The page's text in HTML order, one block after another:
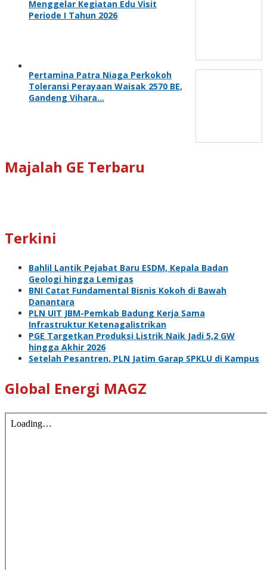
Menggelar Kegiatan Edu Visit
Periode I Tahun 2026
Pertamina Patra Niaga Perkokoh
Toleransi Perayaan Waisak 2570 BE,
Gandeng Vihara…
Majalah GE Terbaru
Terkini
Bahlil Lantik Pejabat Baru ESDM, Kepala Badan
Geologi hingga Lemigas
BNI Catat Fundamental Bisnis Kokoh di Bawah
Danantara
PLN UIT JBM-Pemkab Badung Kerja Sama
Infrastruktur Ketenagalistrikan
PGE Targetkan Produksi Listrik Naik Jadi 5,2 GW
hingga Akhir 2026
Setelah Pesantren, PLN Jatim Garap SPKLU di Kampus
Global Energi MAGZ